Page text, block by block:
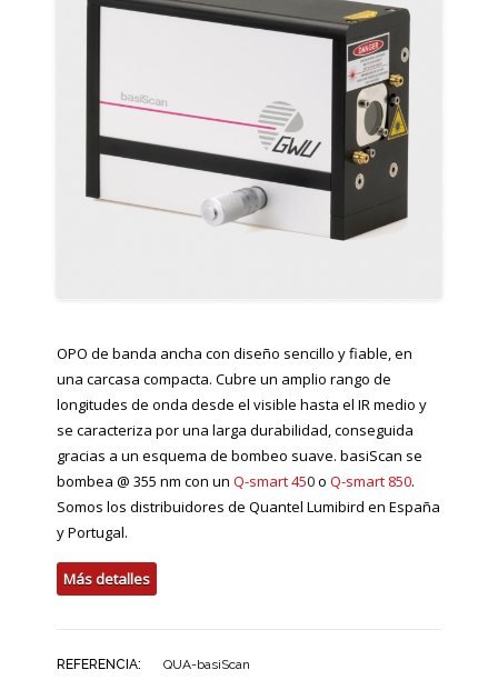
OPO de banda ancha con diseño sencillo y fiable, en
una carcasa compacta. Cubre un amplio rango de
longitudes de onda desde el visible hasta el IR medio y
se caracteriza por una larga durabilidad, conseguida
gracias a un esquema de bombeo suave. basiScan se
bombea @ 355 nm con unQ-smart 450oQ-smart 850.
Somos los distribuidores de Quantel Lumibird en España
y Portugal.
Más detalles
REFERENCIA: QUA-basiScan